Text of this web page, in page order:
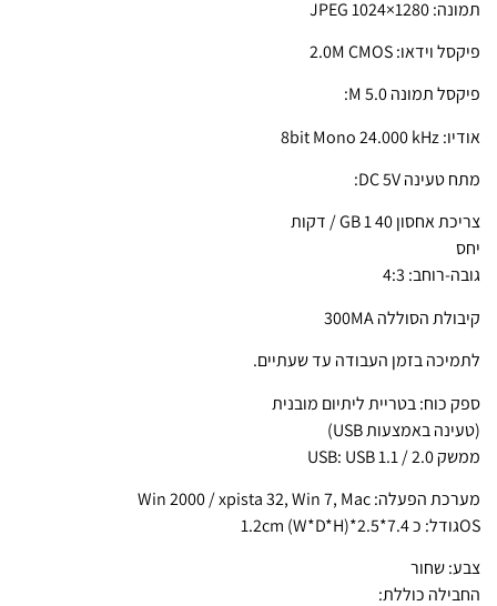
תמונה: 1280×1024 JPEG
פיקסל וידאו: 2.0M CMOS
פיקסל תמונה 5.0 M:
אודיו: 8bit Mono 24.000 kHz
מתח טעינה DC 5V:
צריכת אחסון GB 1 40 / דקות
יחס
גובה-רוחב: 4:3
קיבולת הסוללה 300MA
לתמיכה בזמן העבודה עד שעתיים.
ספק כוח: בטריית ליתיום מובנית
(טעינה באמצעות USB)
ממשק USB: USB 1.1 / 2.0
מערכת הפעלה: Win 2000 / xpista 32, Win 7, Mac
OSגודל: כ 7.4*2.5*1.2cm (W*D*H)
צבע: שחור
החבילה כוללת: